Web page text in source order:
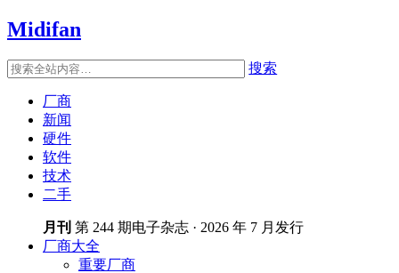
Midifan
搜索
厂商
新闻
硬件
软件
技术
二手
月刊 第 244 期电子杂志 · 2026 年 7 月发行
厂商大全
重要厂商